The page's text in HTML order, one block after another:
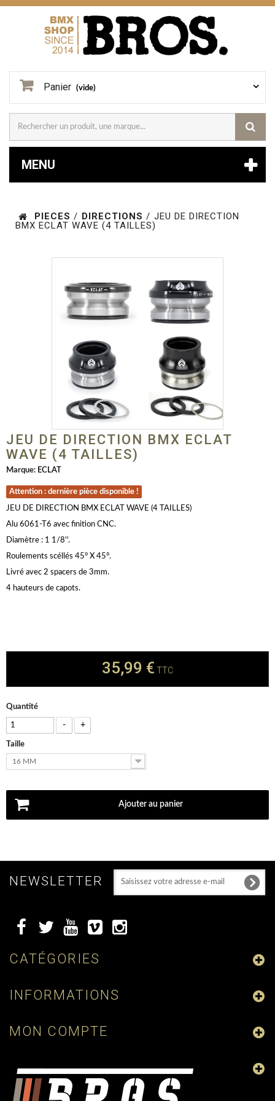
Panier (vide)
MENU
PIECES / DIRECTIONS / JEU DE DIRECTION
BMX ECLAT WAVE (4 TAILLES)
JEU DE DIRECTION BMX ECLAT
WAVE (4 TAILLES)
Marque: ECLAT
Attention : dernière pièce disponible !
JEU DE DIRECTION BMX ECLAT WAVE (4 TAILLES)
Alu 6061-T6 avec finition CNC.
Diamètre : 1 1/8''.
Roulements scéllés 45° X 45°.
Livré avec 2 spacers de 3mm.
4 hauteurs de capots.
35,99 € TTC
Quantité
- +
Taille
16 MM
Ajouter au panier
NEWSLETTER
CATÉGORIES
INFORMATIONS
MON COMPTE